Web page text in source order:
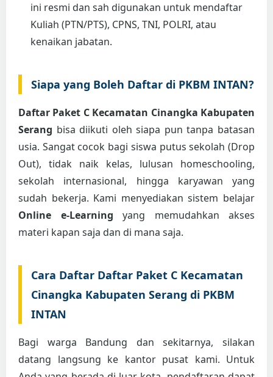
ini resmi dan sah digunakan untuk mendaftar
Kuliah (PTN/PTS), CPNS, TNI, POLRI, atau
kenaikan jabatan.
Siapa yang Boleh Daftar di PKBM INTAN?
Daftar Paket C Kecamatan Cinangka Kabupaten
Serang bisa diikuti oleh siapa pun tanpa batasan
usia. Sangat cocok bagi siswa putus sekolah (Drop
Out), tidak naik kelas, lulusan homeschooling,
sekolah internasional, hingga karyawan yang
sudah bekerja. Kami menyediakan sistem belajar
Online e-Learning yang memudahkan akses
materi kapan saja dan di mana saja.
Cara Daftar Daftar Paket C Kecamatan
Cinangka Kabupaten Serang di PKBM
INTAN
Bagi warga Bandung dan sekitarnya, silakan
datang langsung ke kantor pusat kami. Untuk